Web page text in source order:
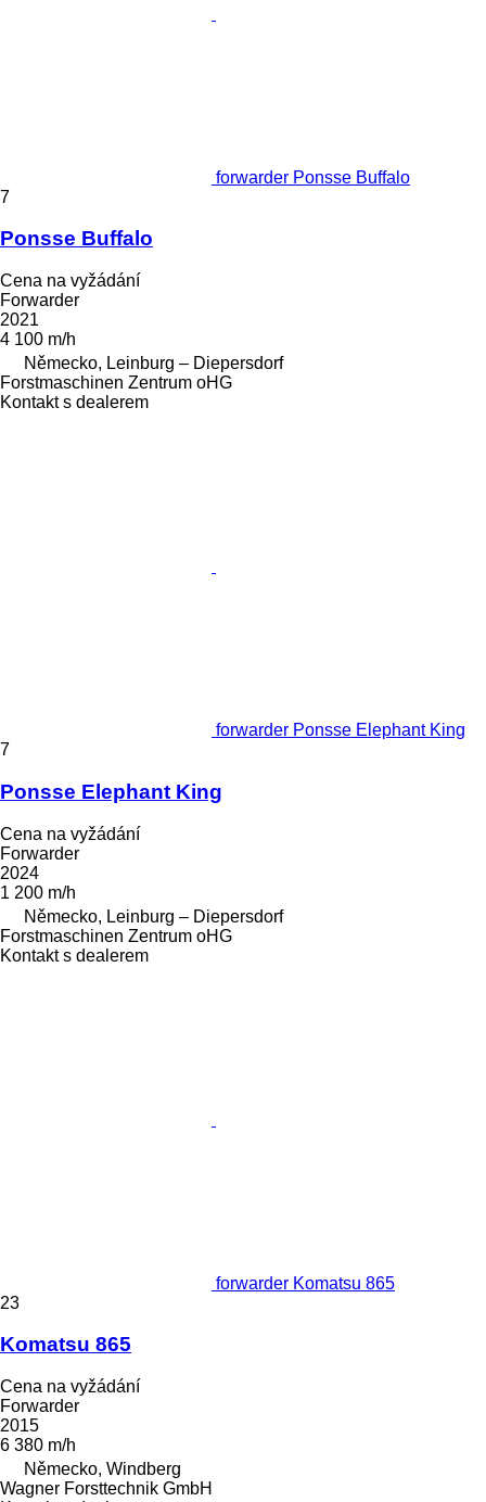
forwarder Ponsse Buffalo
7
Ponsse Buffalo
Cena na vyžádání
Forwarder
2021
4 100 m/h
Německo, Leinburg – Diepersdorf
Forstmaschinen Zentrum oHG
Kontakt s dealerem
forwarder Ponsse Elephant King
7
Ponsse Elephant King
Cena na vyžádání
Forwarder
2024
1 200 m/h
Německo, Leinburg – Diepersdorf
Forstmaschinen Zentrum oHG
Kontakt s dealerem
forwarder Komatsu 865
23
Komatsu 865
Cena na vyžádání
Forwarder
2015
6 380 m/h
Německo, Windberg
Wagner Forsttechnik GmbH